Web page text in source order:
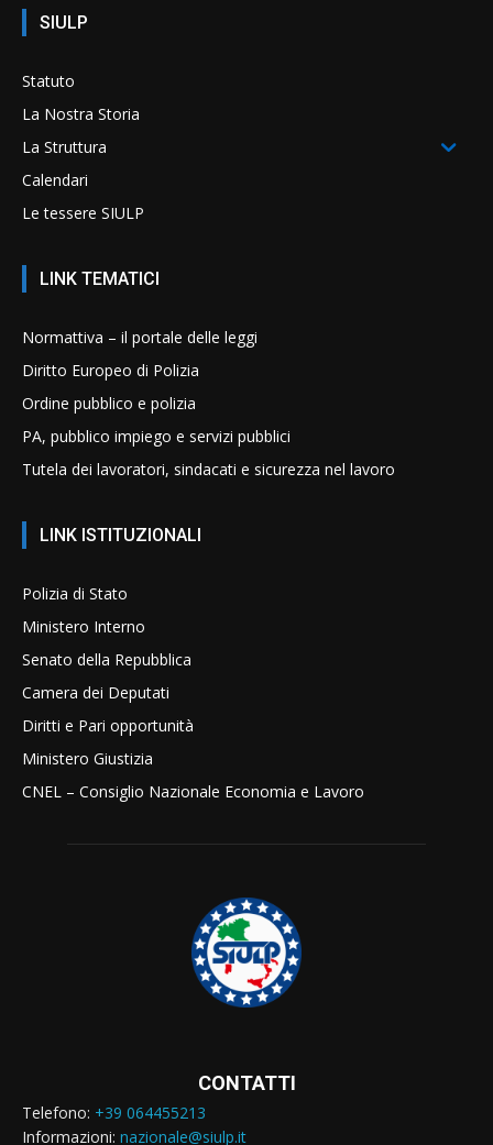
SIULP
Statuto
La Nostra Storia
La Struttura
Calendari
Le tessere SIULP
LINK TEMATICI
Normattiva – il portale delle leggi
Diritto Europeo di Polizia
Ordine pubblico e polizia
PA, pubblico impiego e servizi pubblici
Tutela dei lavoratori, sindacati e sicurezza nel lavoro
LINK ISTITUZIONALI
Polizia di Stato
Ministero Interno
Senato della Repubblica
Camera dei Deputati
Diritti e Pari opportunità
Ministero Giustizia
CNEL – Consiglio Nazionale Economia e Lavoro
CONTATTI
Telefono: +39 064455213
Informazioni: nazionale@siulp.it